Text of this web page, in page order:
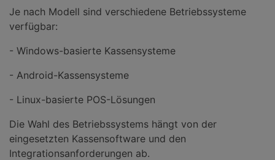
Je nach Modell sind verschiedene Betriebssysteme
verfügbar:
- Windows-basierte Kassensysteme
- Android-Kassensysteme
- Linux-basierte POS-Lösungen
Die Wahl des Betriebssystems hängt von der
eingesetzten Kassensoftware und den
Integrationsanforderungen ab.